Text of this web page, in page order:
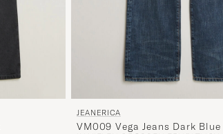
JEANERICA
VM009 Vega Jeans Dark Blue